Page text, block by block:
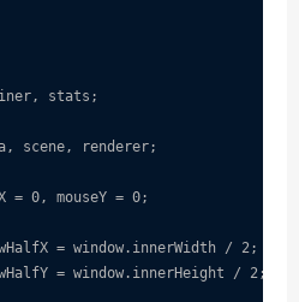
stats;
scene, renderer;
= 0, mouseY = 0;
= window.innerWidth / 2;
= window.innerHeight / 2;